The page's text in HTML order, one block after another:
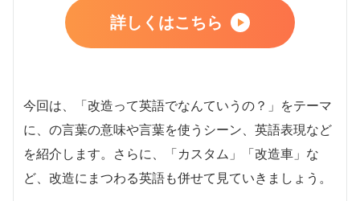
詳しくはこちら
今回は、「改造って英語でなんていうの？」をテーマ
に、の言葉の意味や言葉を使うシーン、英語表現など
を紹介します。さらに、「カスタム」「改造車」な
ど、改造にまつわる英語も併せて見ていきましょう。